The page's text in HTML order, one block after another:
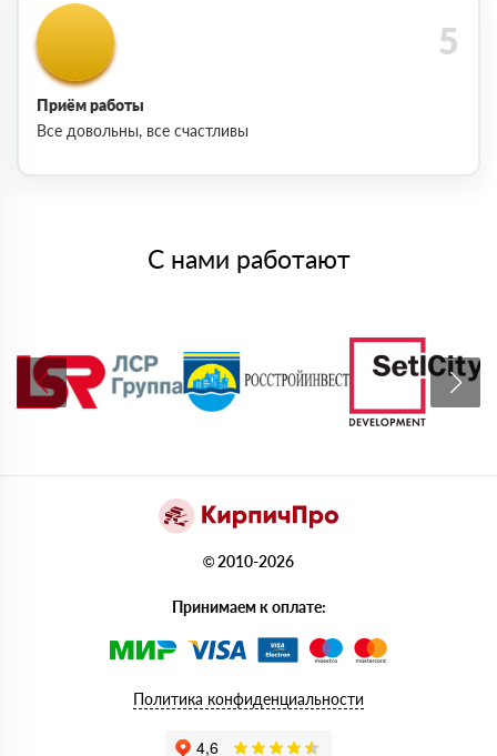
Приём работы
Все довольны, все счастливы
С нами работают
© 2010-2026
Принимаем к оплате:
Политика конфиденциальности